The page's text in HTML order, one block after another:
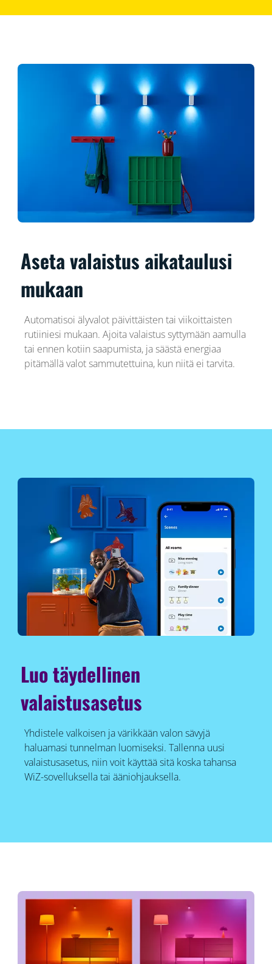
Aseta valaistus aikataulusi
mukaan
Automatisoi älyvalot päivittäisten tai viikoittaisten
rutiiniesi mukaan. Ajoita valaistus syttymään aamulla
tai ennen kotiin saapumista, ja säästä energiaa
pitämällä valot sammutettuina, kun niitä ei tarvita.
Luo täydellinen
valaistusasetus
Yhdistele valkoisen ja värikkään valon sävyjä
haluamasi tunnelman luomiseksi. Tallenna uusi
valaistusasetus, niin voit käyttää sitä koska tahansa
WiZ-sovelluksella tai ääniohjauksella.